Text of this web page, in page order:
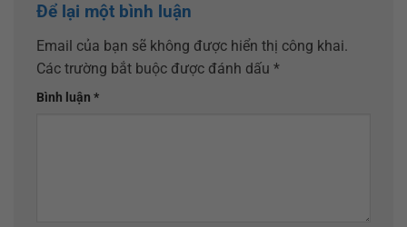
Để lại một bình luận
Email của bạn sẽ không được hiển thị công khai.
Các trường bắt buộc được đánh dấu *
Bình luận *